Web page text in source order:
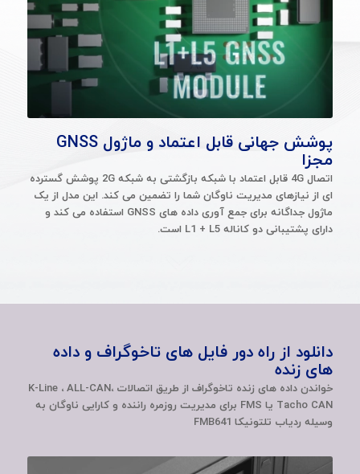
پوشش جهانی قابل اعتماد و ماژول GNSS
مجزا
اتصال 4G قابل اعتماد با شبکه بازگشتی به شبکه 2G پوشش گسترده
ای از نیازهای مدیریت ناوگان شما را تضمین می کند. این مدل از یک
ماژول جداگانه برای جمع آوری داده های GNSS استفاده می کند و
دارای پشتیبانی دو کاناله L1 + L5 است.
دانلود از راه دور فایل های تاخوگراف و داده
های زنده
خواندن داده های زنده تاخوگراف از طریق اتصالات K-Line ، ALL-CAN،
Tacho CAN یا FMS برای مدیریت روزمره راننده و کارایی ناوگان به
وسیله ردیاب تلتونیکا FMB641